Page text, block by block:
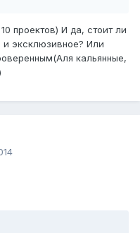
проектов) И да, стоит ли
и эксклюзивное? Или
кальянные,